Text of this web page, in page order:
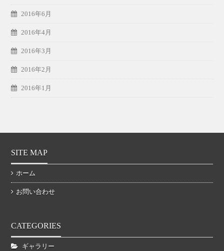
2016年6月
2016年4月
2016年3月
2016年2月
2016年1月
SITE MAP
ホーム
お問い合わせ
CATEGORIES
ギャラリー